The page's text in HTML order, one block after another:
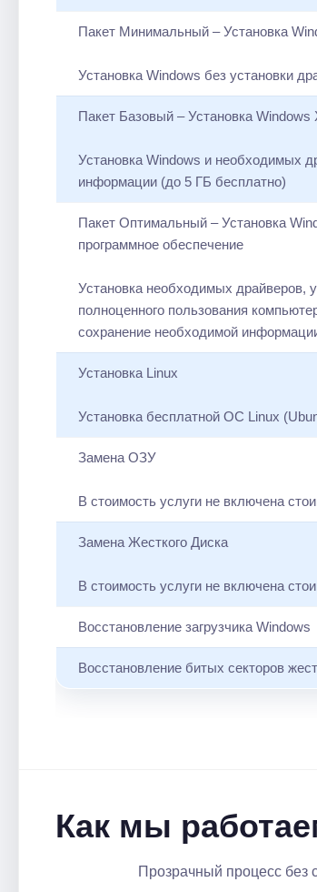
Пакет Минимальный – Установка
Установка Windows без установки
Пакет Базовый – Установка Windows
Установка Windows и необходимых
информации (до 5 ГБ бесплатно)
Пакет Оптимальный – Установка
программное обеспечение
Установка необходимых драйверов,
полноценного пользования
сохранение необходимой
Установка Linux
Установка бесплатной ОС Linux
Замена ОЗУ
В стоимость услуги не включена
Замена Жесткого Диска
В стоимость услуги не включена
Восстановление загрузчика Windows
Восстановление битых секторов
Как мы
Прозрачный процесс без